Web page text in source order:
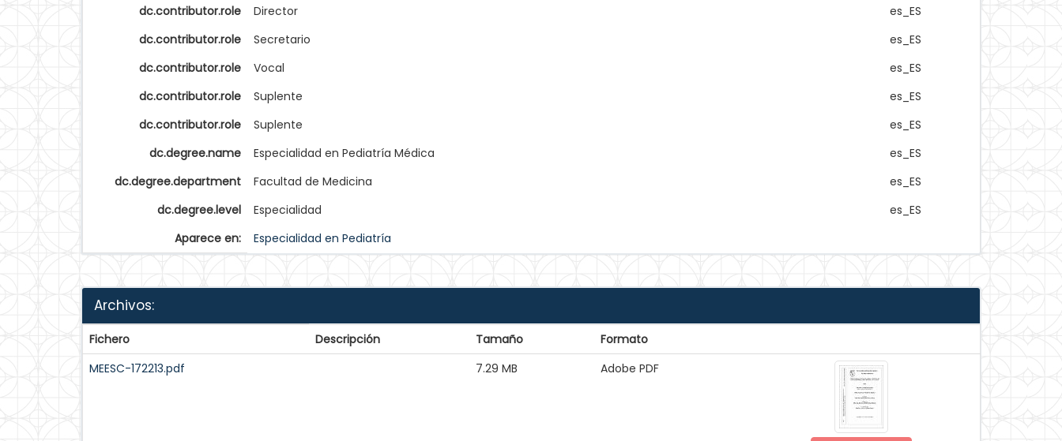
dc.contributor.role
Director
es_ES
dc.contributor.role
Secretario
es_ES
dc.contributor.role
Vocal
es_ES
dc.contributor.role
Suplente
es_ES
dc.contributor.role
Suplente
es_ES
dc.degree.name
Especialidad en Pediatría Médica
es_ES
dc.degree.department
Facultad de Medicina
es_ES
dc.degree.level
Especialidad
es_ES
Aparece en:
Especialidad en Pediatría
Archivos:
Fichero Descripción Tamaño
Formato
MEESC-172213.pdf
7.29 MB Adobe PDF